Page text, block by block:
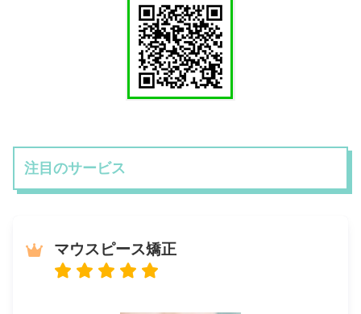
注目のサービス
マウスピース矯正